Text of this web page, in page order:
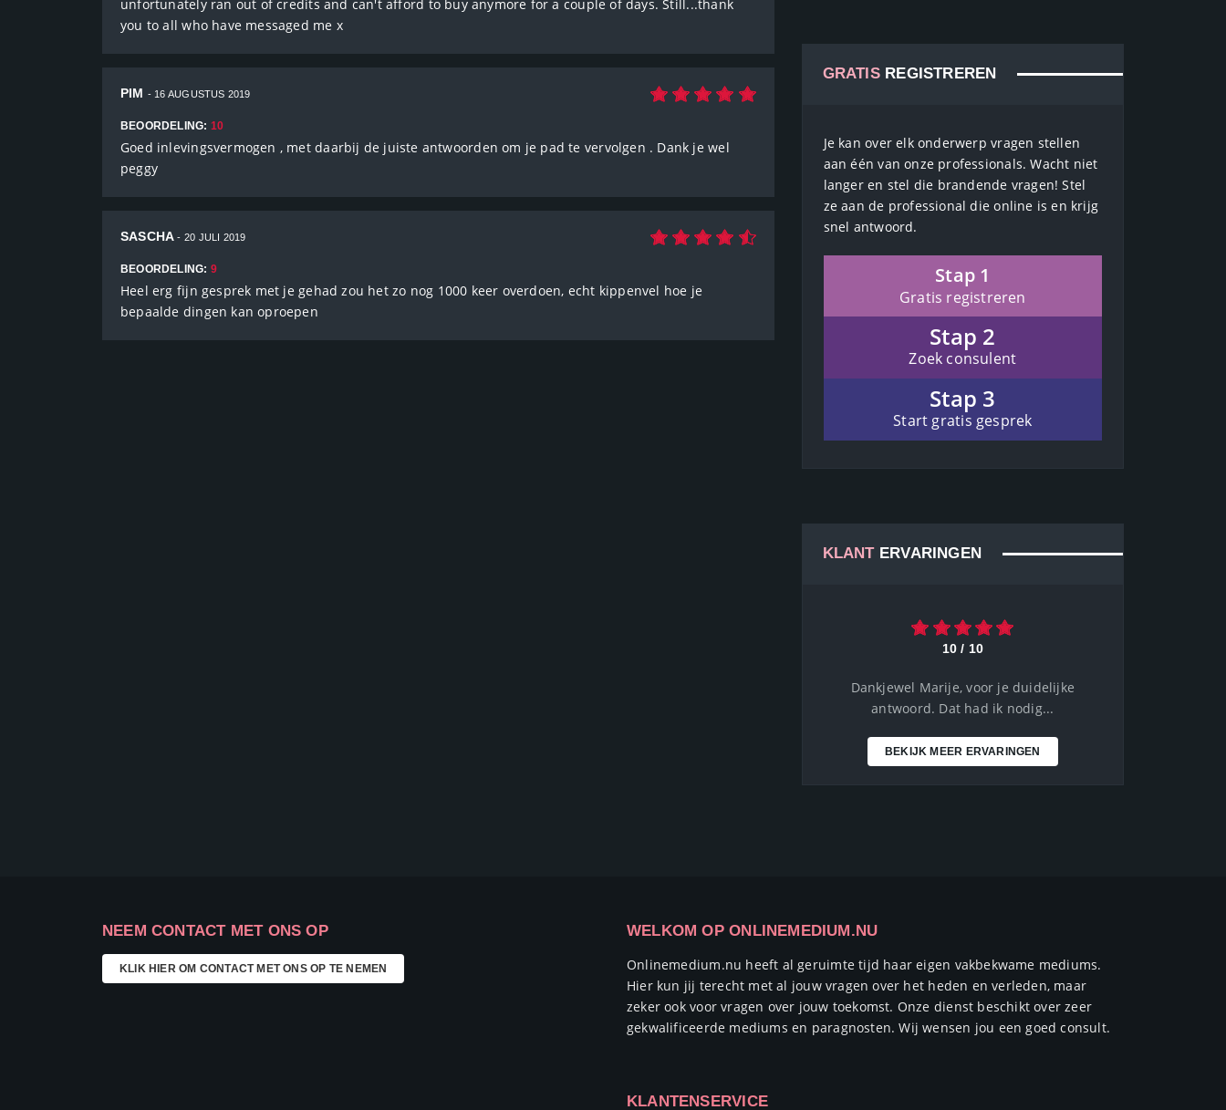
unfortunately ran out of credits and can't afford to buy anymore for a couple of days. Still...thank
you to all who have messaged me x
PIM - 16 AUGUSTUS 2019
BEOORDELING: 10
Goed inlevingsvermogen , met daarbij de juiste antwoorden om je pad te vervolgen . Dank je wel
peggy
SASCHA- 20 JULI 2019
BEOORDELING: 9
Heel erg fijn gesprek met je gehad zou het zo nog 1000 keer overdoen, echt kippenvel hoe je
bepaalde dingen kan oproepen
GRATISREGISTREREN
Je kan over elk onderwerp vragen stellen
aan één van onze professionals. Wacht niet
langer en stel die brandende vragen! Stel
ze aan de professional die online is en krijg
snel antwoord.
Stap 1
Gratis registreren
Stap 2
Zoek consulent
Stap 3
Start gratis gesprek
KLANTERVARINGEN
10 / 10
Dankjewel Marije, voor je duidelijke
antwoord. Dat had ik nodig...
BEKIJK MEER ERVARINGEN
NEEM CONTACT MET ONS OP
KLIK HIER OM CONTACT MET ONS OP TE NEMEN
WELKOM OP ONLINEMEDIUM.NU
Onlinemedium.nu heeft al geruimte tijd haar eigen vakbekwame mediums.
Hier kun jij terecht met al jouw vragen over het heden en verleden, maar
zeker ook voor vragen over jouw toekomst. Onze dienst beschikt over zeer
gekwalificeerde mediums en paragnosten. Wij wensen jou een goed consult.
KLANTENSERVICE